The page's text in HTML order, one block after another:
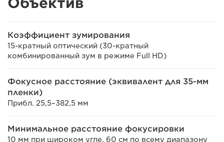
Коэффициент зумирования
15-кратный оптический (30-кратный
комбинированный зум в режиме Full HD)
Фокусное расстояние (эквивалент для 35-мм
пленки)
Прибл. 25,5–382,5 мм
Минимальное расстояние фокусировки
10 мм при широком угле, 60 см по всему диапазону